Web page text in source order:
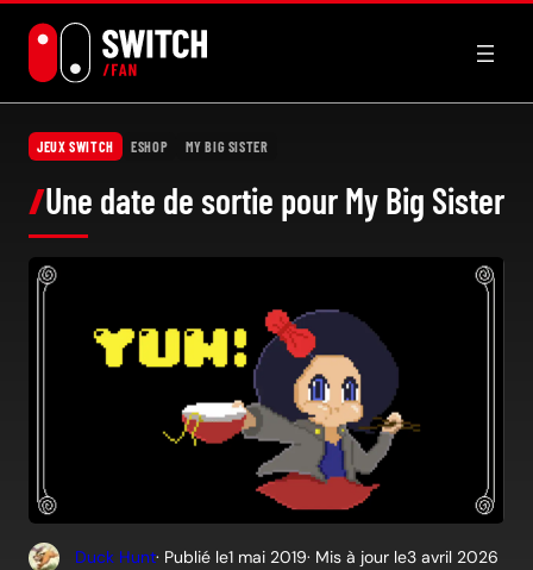
contenu
JEUX SWITCH ESHOP MY BIG SISTER
Une date de sortie pour My Big Sister
Duck Hunt· Publié le1 mai 2019· Mis à jour le3 avril 2026